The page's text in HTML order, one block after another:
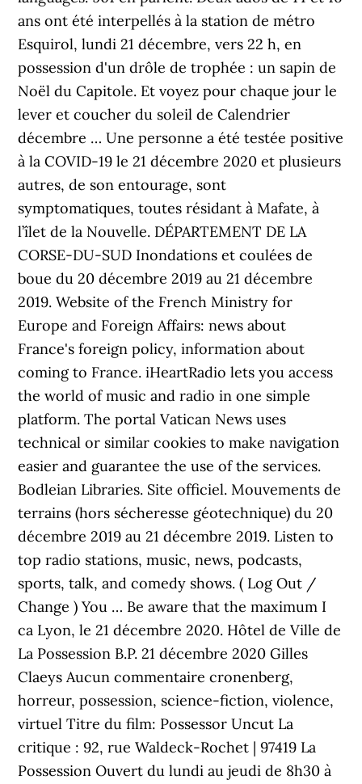
ans ont été interpellés à la station de métro
Esquirol, lundi 21 décembre, vers 22 h, en
possession d'un drôle de trophée : un sapin de
Noël du Capitole. Et voyez pour chaque jour le
lever et coucher du soleil de Calendrier
décembre … Une personne a été testée positive
à la COVID-19 le 21 décembre 2020 et plusieurs
autres, de son entourage, sont
symptomatiques, toutes résidant à Mafate, à
l’îlet de la Nouvelle. DÉPARTEMENT DE LA
CORSE-DU-SUD Inondations et coulées de
boue du 20 décembre 2019 au 21 décembre
2019. Website of the French Ministry for
Europe and Foreign Affairs: news about
France's foreign policy, information about
coming to France. iHeartRadio lets you access
the world of music and radio in one simple
platform. The portal Vatican News uses
technical or similar cookies to make navigation
easier and guarantee the use of the services.
Bodleian Libraries. Site officiel. Mouvements de
terrains (hors sécheresse géotechnique) du 20
décembre 2019 au 21 décembre 2019. Listen to
top radio stations, music, news, podcasts,
sports, talk, and comedy shows. ( Log Out /
Change ) You … Be aware that the maximum I
ca Lyon, le 21 décembre 2020. Hôtel de Ville de
La Possession B.P. 21 décembre 2020 Gilles
Claeys Aucun commentaire cronenberg,
horreur, possession, science-fiction, violence,
virtuel Titre du film: Possessor Uncut La
critique : 92, rue Waldeck-Rochet | 97419 La
Possession Ouvert du lundi au jeudi de 8h30 à